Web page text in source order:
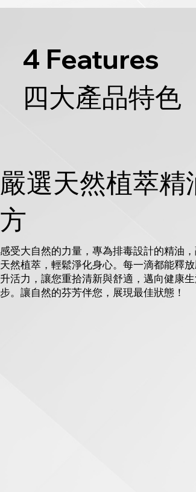
4 Features
四大產品特色
嚴選天然植萃精
方
感受大自然的力量，專為排毒設計的精油
天然植萃，輕鬆淨化身心。每一滴都能釋
升活力，讓您重拾清新與舒適，邁向健康
步。讓自然的芬芳伴您，展現最佳狀態！